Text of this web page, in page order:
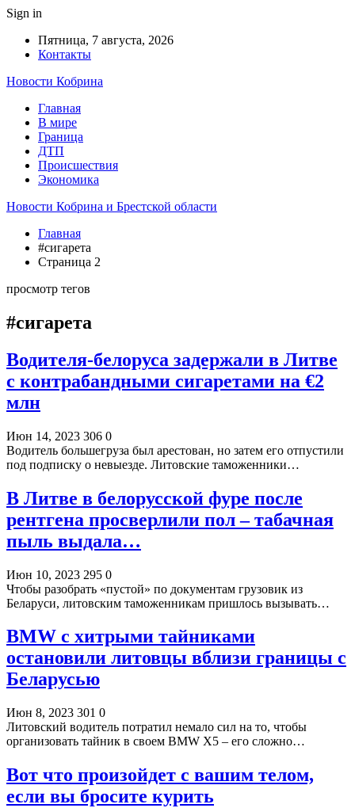
Sign in
Пятница, 7 августа, 2026
Контакты
Новости Кобрина
Главная
В мире
Граница
ДТП
Происшествия
Экономика
Новости Кобрина и Брестской области
Главная
#сигарета
Страница 2
просмотр тегов
#сигарета
Водителя-белоруса задержали в Литве
с контрабандными сигаретами на €2
млн
Июн 14, 2023 306 0
Водитель большегруза был арестован, но затем его отпустили
под подписку о невыезде. Литовские таможенники…
В Литве в белорусской фуре после
рентгена просверлили пол – табачная
пыль выдала…
Июн 10, 2023 295 0
Чтобы разобрать «пустой» по документам грузовик из
Беларуси, литовским таможенникам пришлось вызывать…
BMW с хитрыми тайниками
остановили литовцы вблизи границы с
Беларусью
Июн 8, 2023 301 0
Литовский водитель потратил немало сил на то, чтобы
организовать тайник в своем BMW X5 – его сложно…
Вот что произойдет с вашим телом,
если вы бросите курить